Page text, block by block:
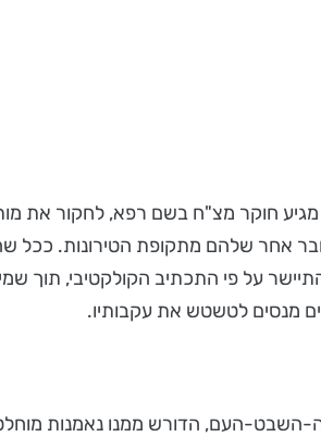
ושומרון, מגיע חוקר מצ"ח בשם רפא, לחקור
חבר אחר שלהם מתקופת הטירונות.
על פי התכתיב הקולקטיבי, תוך
מנסים לטשטש את עקבותיו.
השבט-העם, הדורש ממנו נאמנות